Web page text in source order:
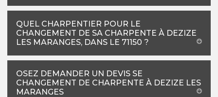
QUEL CHARPENTIER POUR LE
CHANGEMENT DE SA CHARPENTE À DEZIZE
LES MARANGES, DANS LE 71150 ?
OSEZ DEMANDER UN DEVIS SE
CHANGEMENT DE CHARPENTE À DEZIZE LES
MARANGES